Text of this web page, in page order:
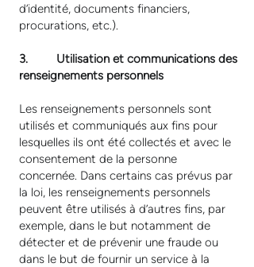
d’identité, documents financiers,
procurations, etc.).
3. Utilisation et communications des
renseignements personnels
Les renseignements personnels sont
utilisés et communiqués aux fins pour
lesquelles ils ont été collectés et avec le
consentement de la personne
concernée. Dans certains cas prévus par
la loi, les renseignements personnels
peuvent être utilisés à d’autres fins, par
exemple, dans le but notamment de
détecter et de prévenir une fraude ou
dans le but de fournir un service à la